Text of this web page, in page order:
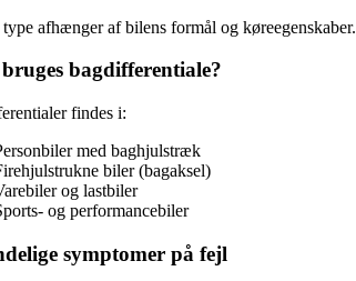
afhænger af bilens formål og køreegenskaber.
bagdifferentiale?
findes i:
med baghjulstræk
biler (bagaksel)
og lastbiler
og performancebiler
symptomer på fejl